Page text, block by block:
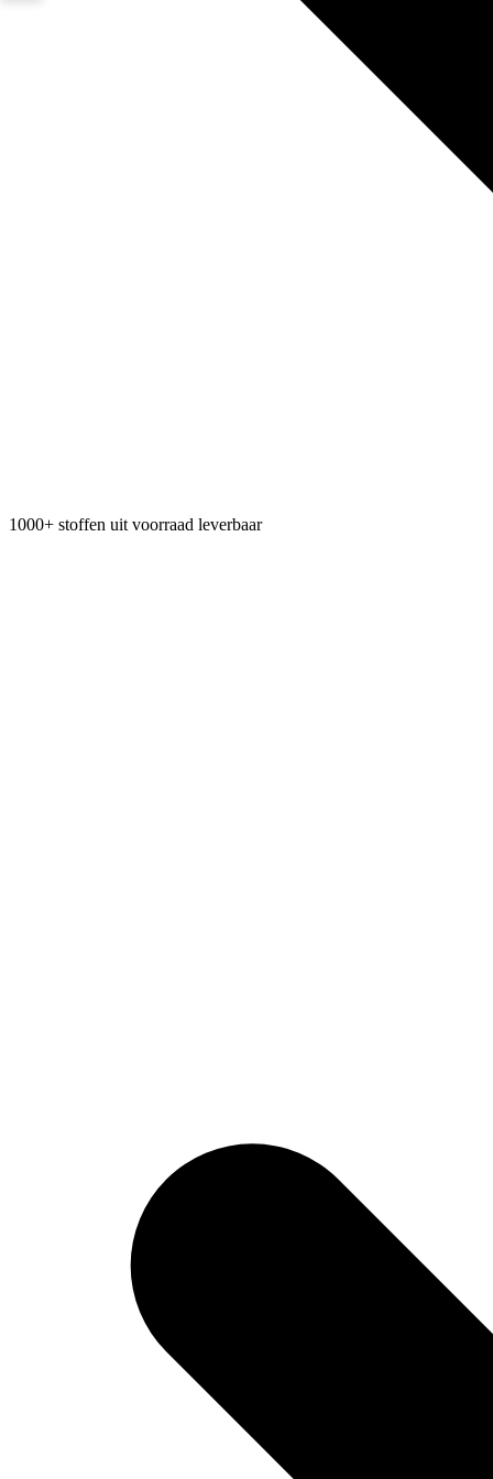
1000+ stoffen uit voorraad leverbaar